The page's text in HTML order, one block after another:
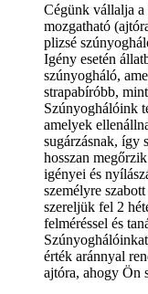
Cégünk vállalja
mozgatható
plizsé
Igény esetén
szúnyogháló,
strapabíróbb,
Szúnyoghálóink
amelyek
sugárzásnak, így
hosszan
igényei és
személyre
szereljük fel 2
felméréssel és
érték aránnyal
ajtóra, ahogy Ön